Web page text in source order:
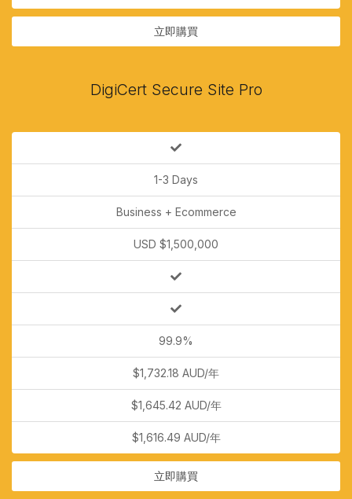
立即購買
DigiCert Secure Site Pro
1-3 Days
Business + Ecommerce
USD $1,500,000
99.9%
$1,732.18 AUD/年
$1,645.42 AUD/年
$1,616.49 AUD/年
立即購買